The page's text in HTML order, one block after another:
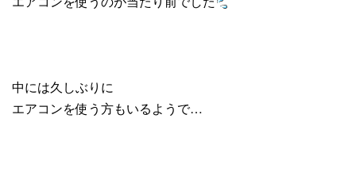
中には久しぶりに
エアコンを使う方もいるようで…